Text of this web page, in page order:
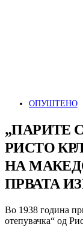
ОПУШТЕНО
„ПАРИТЕ
РИСТО
НА
ПРВАТА
Во 1938 година
отепувачка“ од